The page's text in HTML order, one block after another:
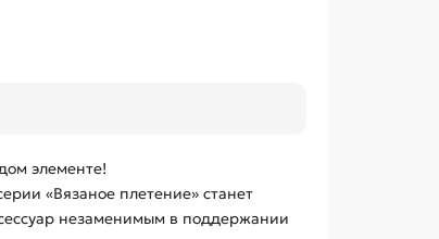
элементе!
«Вязаное плетение» станет
незаменимым в поддержании